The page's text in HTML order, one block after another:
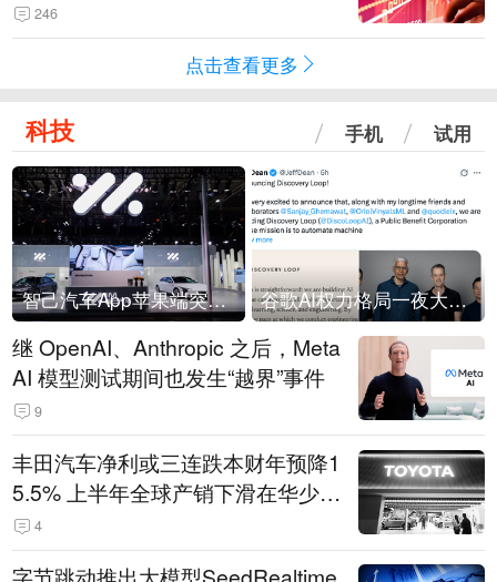
246
点击查看更多
科技 手机 试用
智己汽车App苹果端突然“下架” 谷歌AI权力格局一夜大洗牌
继 OpenAI、Anthropic 之后，Meta
AI 模型测试期间也发生“越界”事件
9
丰田汽车净利或三连跌本财年预降1
5.5% 上半年全球产销下滑在华少卖
14.3万辆
4